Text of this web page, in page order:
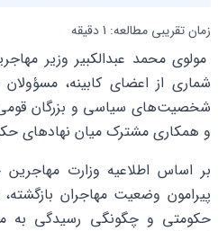
زمان تقریبی مطالعه: 1 دقیقه
مولوی محمد عبدالکبیر وزیر
شماری از اعضای کابینه،
شخصیت‌های سیاسی و بزرگان
و همکاری مشترک میان نهادهای
بر اساس اطلاعیه وزارت
پیرامون وضعیت مهاجران
حکومتی و چگونگی رسیدگی به